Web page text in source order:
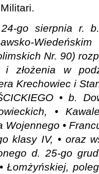
24-go sierpnia r.
Nr. 90)
i złożenia w
Krechowiec i
• b.
•
Wojennego •
klasy IV, • oraz
d. 25-go
Łomżyńskiej,